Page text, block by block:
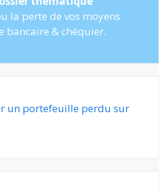
la perte de vos moyens
bancaire & chéquier.
un portefeuille perdu sur